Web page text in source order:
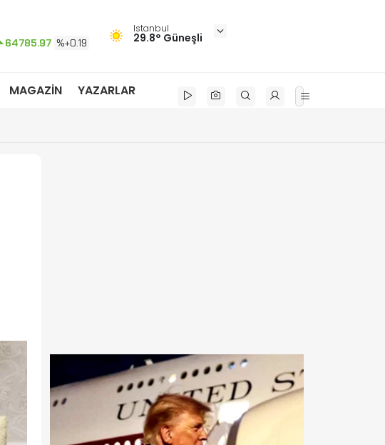
64785.97 %+0.19
Istanbul
29.8° Güneşli
MAGAZİN YAZARLAR